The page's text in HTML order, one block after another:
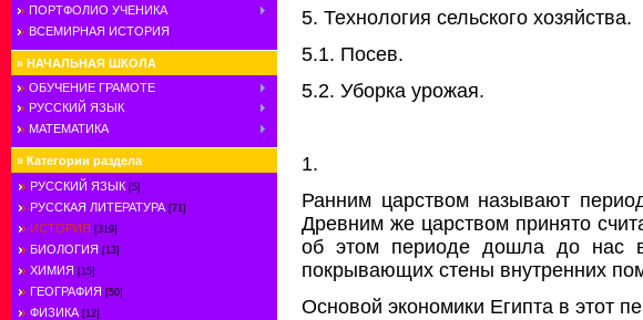
ПОРТФОЛИО УЧЕНИКА
ВСЕМИРНАЯ ИСТОРИЯ
» НАЧАЛЬНАЯ ШКОЛА
ОБУЧЕНИЕ ГРАМОТЕ
РУССКИЙ ЯЗЫК
МАТЕМАТИКА
» Категории раздела
РУССКИЙ ЯЗЫК [5]
РУССКАЯ ЛИТЕРАТУРА [71]
ИСТОРИЯ [319]
БИОЛОГИЯ [13]
ХИМИЯ [15]
ГЕОГРАФИЯ [50]
ФИЗИКА [12]
5. Технология сельского хозяйства.
5.1. Посев.
5.2. Уборка урожая.
1.
Ранним царством называют
Древним же царством принято
об этом периоде дошла до нас
покрывающих стены внутренних
Основой экономики Египта в этот